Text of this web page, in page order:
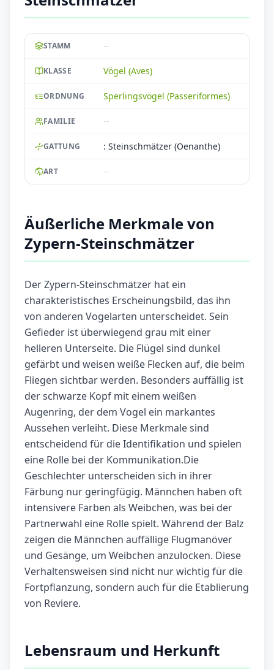
STAMM --
KLASSE Vögel (Aves)
ORDNUNG Sperlingsvögel (Passeriformes)
FAMILIE --
GATTUNG : Steinschmätzer (Oenanthe)
ART --
Äußerliche Merkmale von
Zypern-Steinschmätzer
Der Zypern-Steinschmätzer hat ein
charakteristisches Erscheinungsbild, das ihn
von anderen Vogelarten unterscheidet. Sein
Gefieder ist überwiegend grau mit einer
helleren Unterseite. Die Flügel sind dunkel
gefärbt und weisen weiße Flecken auf, die beim
Fliegen sichtbar werden. Besonders auffällig ist
der schwarze Kopf mit einem weißen
Augenring, der dem Vogel ein markantes
Aussehen verleiht. Diese Merkmale sind
entscheidend für die Identifikation und spielen
eine Rolle bei der Kommunikation.Die
Geschlechter unterscheiden sich in ihrer
Färbung nur geringfügig. Männchen haben oft
intensivere Farben als Weibchen, was bei der
Partnerwahl eine Rolle spielt. Während der Balz
zeigen die Männchen auffällige Flugmanöver
und Gesänge, um Weibchen anzulocken. Diese
Verhaltensweisen sind nicht nur wichtig für die
Fortpflanzung, sondern auch für die Etablierung
von Reviere.
Lebensraum und Herkunft